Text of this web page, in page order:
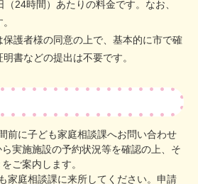
24時間）あたりの料金です。なお、
護者様の同意の上で、基本的に市で確
書などの提出は不要です。
前に子ども家庭相談課へお問い合わせ
実施施設の予約状況等を確認の上、そ
ご案内します。
家庭相談課に来所してください。申請